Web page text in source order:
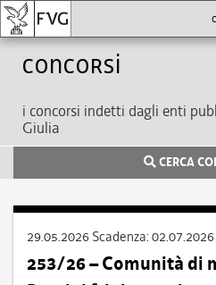
Concorsi
i concorsi indetti dagli enti
Giulia
CERCA
29.05.2026 Scadenza: 02.07.2026
253/26 – Comunità di